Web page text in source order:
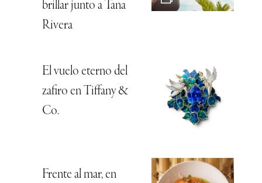
brillar junto a Tana
Rivera
El vuelo eterno del
zafiro en Tiffany &
Co.
Frente al mar, en